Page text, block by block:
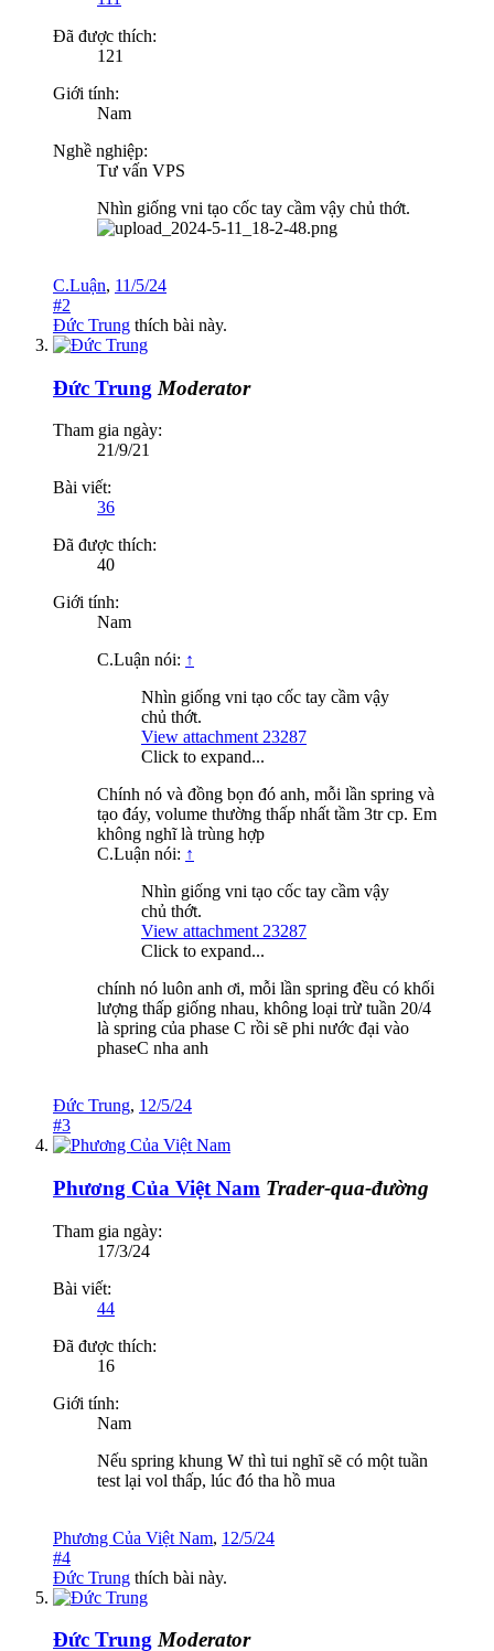
Đã được thích:
121
Giới tính:
Nam
Nghề nghiệp:
Tư vấn VPS
Nhìn giống vni tạo cốc tay cầm vậy chủ thớt.
C.Luận, 11/5/24
#2
Đức Trung thích bài này.
Đức Trung Moderator
Tham gia ngày:
21/9/21
Bài viết:
36
Đã được thích:
40
Giới tính:
Nam
C.Luận nói: ↑
Nhìn giống vni tạo cốc tay cầm vậy
chủ thớt.
View attachment 23287
Click to expand...
Chính nó và đồng bọn đó anh, mỗi lần spring và
tạo đáy, volume thường thấp nhất tầm 3tr cp. Em
không nghĩ là trùng hợp
C.Luận nói: ↑
Nhìn giống vni tạo cốc tay cầm vậy
chủ thớt.
View attachment 23287
Click to expand...
chính nó luôn anh ơi, mỗi lần spring đều có khối
lượng thấp giống nhau, không loại trừ tuần 20/4
là spring của phase C rồi sẽ phi nước đại vào
phaseC nha anh
Đức Trung, 12/5/24
#3
Phương Của Việt Nam Trader-qua-đường
Tham gia ngày:
17/3/24
Bài viết:
44
Đã được thích:
16
Giới tính:
Nam
Nếu spring khung W thì tui nghĩ sẽ có một tuần
test lại vol thấp, lúc đó tha hồ mua
Phương Của Việt Nam, 12/5/24
#4
Đức Trung thích bài này.
Đức Trung Moderator